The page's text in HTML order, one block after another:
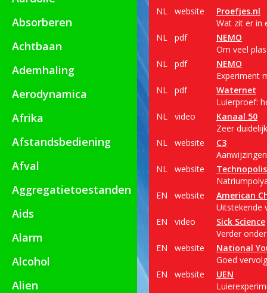
Absorberen
Achtbaan
Ademhaling
Aerodynamica
Afrika
Afstandsbediening
Afval
Aggregatietoestanden
Aids
Alarm
Alcohol
Alien
NL
website
Proefjes.nl
Wat zit er in
NL
pdf
NEMO
Om veel
NL
pdf
NEMO
Experiment
NL
pdf
Waternet
Luierproef:
NL
video
Kanaal 50
Zeer
NL
website
C3
NL
website
Technopolis
EN
website
American
Uitstekende
EN
video
Sick Science
Verder
EN
website
National
Goed
EN
website
UEN